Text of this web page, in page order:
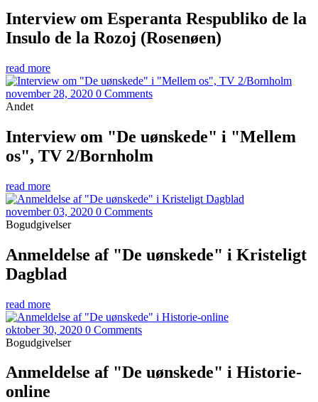
Interview om Esperanta Respubliko de la
Insulo de la Rozoj (Rosenøen)
read more
november 28, 2020 0 Comments
Andet
Interview om "De uønskede" i "Mellem
os", TV 2/Bornholm
read more
november 03, 2020 0 Comments
Bogudgivelser
Anmeldelse af "De uønskede" i Kristeligt
Dagblad
read more
oktober 30, 2020 0 Comments
Bogudgivelser
Anmeldelse af "De uønskede" i Historie-
online